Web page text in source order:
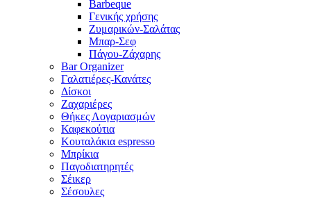
Barbeque
Γενικής χρήσης
Ζυμαρικών-Σαλάτας
Μπαρ-Σεφ
Πάγου-Ζάχαρης
Bar Organizer
Γαλατιέρες-Κανάτες
Δίσκοι
Ζαχαριέρες
Θήκες Λογαριασμών
Καφεκούτια
Κουταλάκια espresso
Μπρίκια
Παγοδιατηρητές
Σέικερ
Σέσουλες